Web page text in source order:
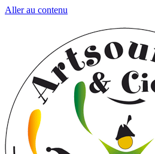
Aller au contenu